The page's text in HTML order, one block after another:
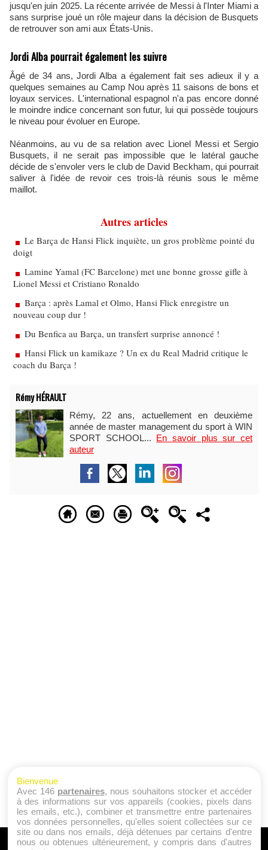
jusqu'en juin 2025. La récente arrivée de Messi à l'Inter Miami a
sans surprise joué un rôle majeur dans la décision de Busquets
de retrouver son ami aux États-Unis.
Jordi Alba pourrait également les suivre
Âgé de 34 ans, Jordi Alba a également fait ses adieux il y a
quelques semaines au Camp Nou après 11 saisons de bons et
loyaux services. L'international espagnol n'a pas encore donné
le moindre indice concernant son futur, lui qui possède toujours
le niveau pour évoluer en Europe.
Néanmoins, au vu de sa relation avec Lionel Messi et Sergio
Busquets, il ne serait pas impossible que le latéral gauche
décide de s'envoler vers le club de David Beckham, qui pourrait
saliver à l'idée de revoir ces trois-là réunis sous le même
maillot.
Autres articles
Le Barça de Hansi Flick inquiète, un gros problème pointé du
doigt
Lamine Yamal (FC Barcelone) met une bonne grosse gifle à
Lionel Messi et Cristiano Ronaldo
Barça : après Lamal et Olmo, Hansi Flick enregistre un
nouveau coup dur !
Du Benfica au Barça, un transfert surprise annoncé !
Hansi Flick un kamikaze ? Un ex du Real Madrid critique le
coach du Barça !
Rémy HÉRAULT
Rémy, 22 ans, actuellement en deuxième
année de master management du sport à WIN
SPORT SCHOOL... En savoir plus sur cet
auteur
Bienvenue
Avec 146 partenaires, nous souhaitons stocker et accéder
à des informations sur vos appareils (cookies, pixels dans
les emails, etc.), combiner et transmettre entre partenaires
vos données personnelles, qu'elles soient collectées sur ce
site ou dans nos emails, déjà détenues par certains d'entre
nous ou obtenues ultérieurement, y compris dans d'autres